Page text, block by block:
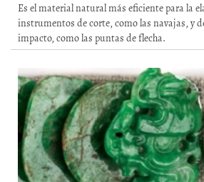
Es el material natural más eficiente para la
instrumentos de corte, como las navajas, y
impacto, como las puntas de flecha.